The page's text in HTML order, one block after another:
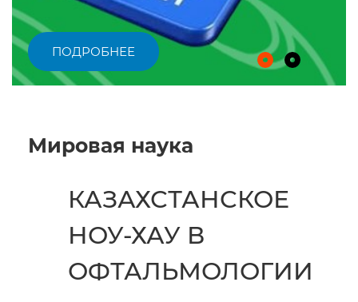
ПОДРОБНЕЕ
Мировая наука
КАЗАХСТАНСКОЕ
НОУ-ХАУ В
ОФТАЛЬМОЛОГИИ